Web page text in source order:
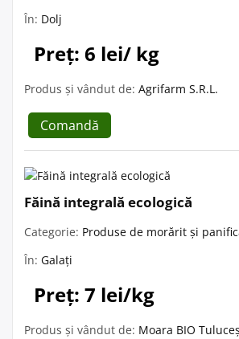
În: Dolj
Preț: 6 lei/ kg
Produs și vândut de: Agrifarm S.R.L.
Comandă
Făină integrală ecologică
Categorie: Produse de morărit și
În: Galați
Preț: 7 lei/kg
Produs și vândut de: Moara BIO